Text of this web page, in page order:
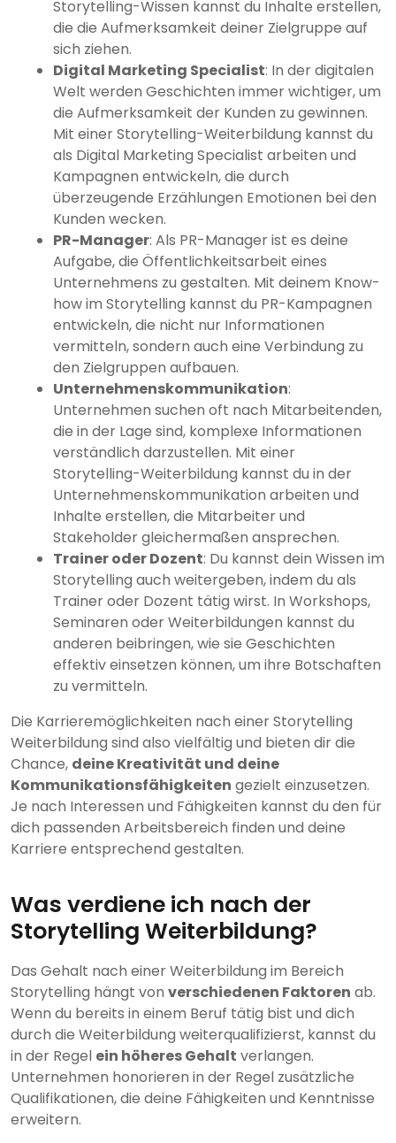
Storytelling-Wissen kannst du Inhalte erstellen,
die die Aufmerksamkeit deiner Zielgruppe auf
sich ziehen.
Digital Marketing Specialist: In der digitalen
Welt werden Geschichten immer wichtiger, um
die Aufmerksamkeit der Kunden zu gewinnen.
Mit einer Storytelling-Weiterbildung kannst du
als Digital Marketing Specialist arbeiten und
Kampagnen entwickeln, die durch
überzeugende Erzählungen Emotionen bei den
Kunden wecken.
PR-Manager: Als PR-Manager ist es deine
Aufgabe, die Öffentlichkeitsarbeit eines
Unternehmens zu gestalten. Mit deinem Know-
how im Storytelling kannst du PR-Kampagnen
entwickeln, die nicht nur Informationen
vermitteln, sondern auch eine Verbindung zu
den Zielgruppen aufbauen.
Unternehmenskommunikation:
Unternehmen suchen oft nach Mitarbeitenden,
die in der Lage sind, komplexe Informationen
verständlich darzustellen. Mit einer
Storytelling-Weiterbildung kannst du in der
Unternehmenskommunikation arbeiten und
Inhalte erstellen, die Mitarbeiter und
Stakeholder gleichermaßen ansprechen.
Trainer oder Dozent: Du kannst dein Wissen im
Storytelling auch weitergeben, indem du als
Trainer oder Dozent tätig wirst. In Workshops,
Seminaren oder Weiterbildungen kannst du
anderen beibringen, wie sie Geschichten
effektiv einsetzen können, um ihre Botschaften
zu vermitteln.
Die Karrieremöglichkeiten nach einer Storytelling
Weiterbildung sind also vielfältig und bieten dir die
Chance, deine Kreativität und deine
Kommunikationsfähigkeiten gezielt einzusetzen.
Je nach Interessen und Fähigkeiten kannst du den für
dich passenden Arbeitsbereich finden und deine
Karriere entsprechend gestalten.
Was verdiene ich nach der
Storytelling Weiterbildung?
Das Gehalt nach einer Weiterbildung im Bereich
Storytelling hängt von verschiedenen Faktoren ab.
Wenn du bereits in einem Beruf tätig bist und dich
durch die Weiterbildung weiterqualifizierst, kannst du
in der Regel ein höheres Gehalt verlangen.
Unternehmen honorieren in der Regel zusätzliche
Qualifikationen, die deine Fähigkeiten und Kenntnisse
erweitern.